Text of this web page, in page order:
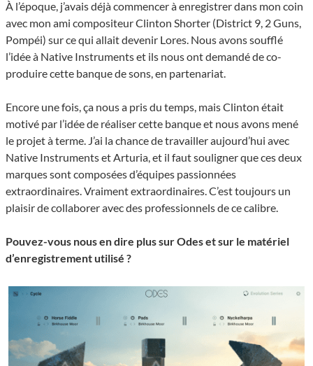
À l’époque, j’avais déjà commencer à enregistrer dans mon coin
avec mon ami compositeur Clinton Shorter (District 9, 2 Guns,
Pompéi) sur ce qui allait devenir Lores. Nous avons soufflé
l’idée à Native Instruments et ils nous ont demandé de co-
produire cette banque de sons, en partenariat.
Encore une fois, ça nous a pris du temps, mais Clinton était
motivé par l’idée de réaliser cette banque et nous avons mené
le projet à terme. J’ai la chance de travailler aujourd’hui avec
Native Instruments et Arturia, et il faut souligner que ces deux
marques sont composées d’équipes passionnées
extraordinaires. Vraiment extraordinaires. C’est toujours un
plaisir de collaborer avec des professionnels de ce calibre.
Pouvez-vous nous en dire plus sur Odes et sur le matériel
d’enregistrement utilisé ?